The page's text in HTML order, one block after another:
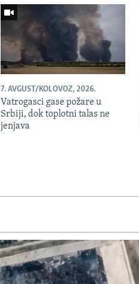
7. AVGUST/KOLOVOZ, 2026.
Vatrogasci gase požare u
Srbiji, dok toplotni talas ne
jenjava